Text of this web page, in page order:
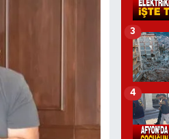
3
4